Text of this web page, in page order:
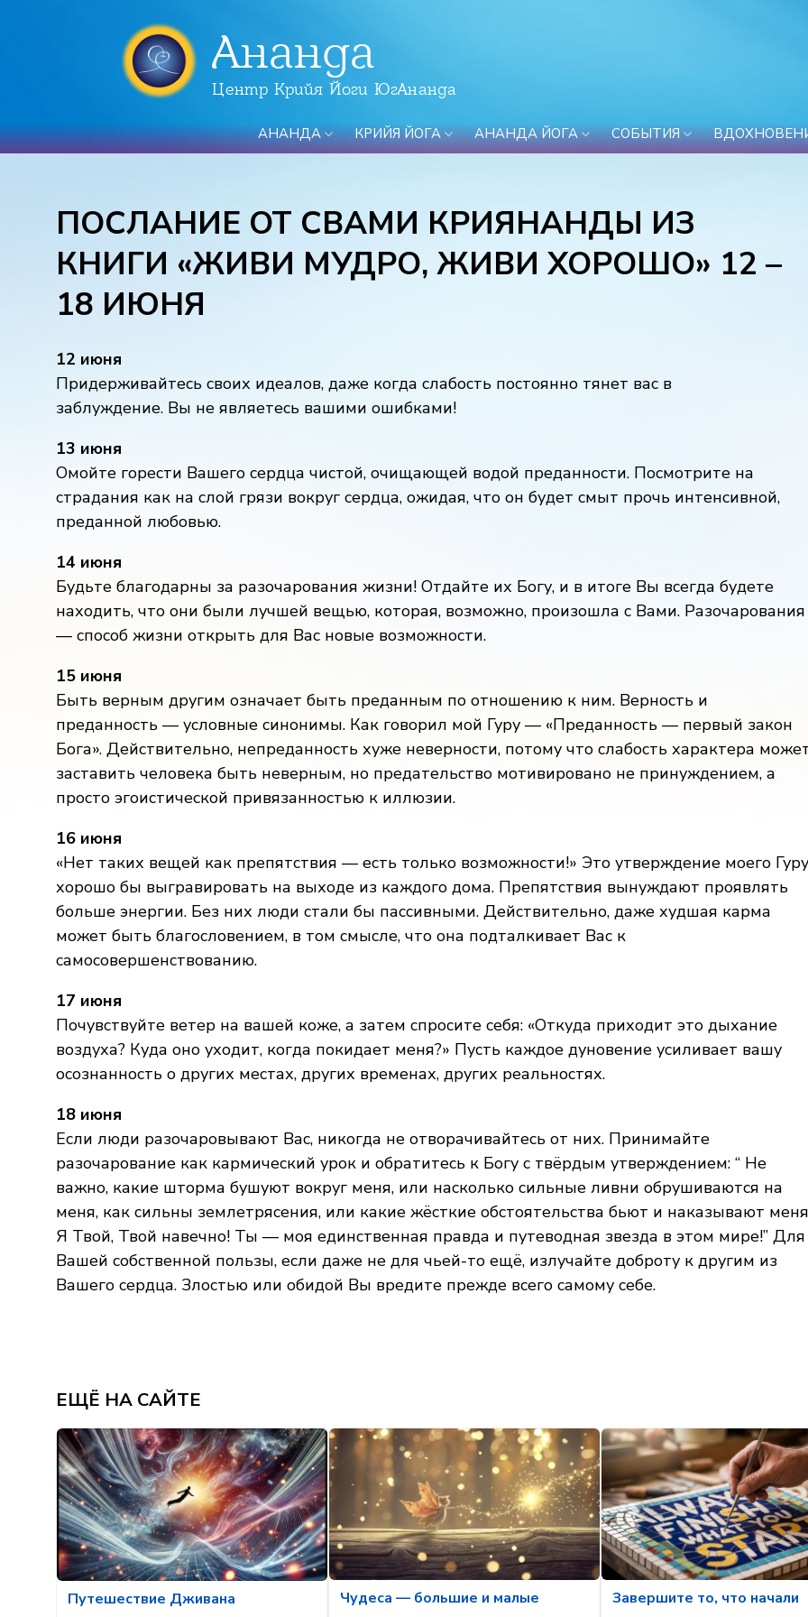
Ананда
Центр Крийя Йоги ЮгАнанда
АНАНДА КРИЙЯ ЙОГА АНАНДА ЙОГА СОБЫТИЯ
ПОСЛАНИЕ ОТ СВАМИ КРИЯНАНДЫ ИЗ
КНИГИ «ЖИВИ МУДРО, ЖИВИ ХОРОШО» 12 –
18 ИЮНЯ
12 июня
Придерживайтесь своих идеалов, даже когда слабость постоянно тянет вас в
заблуждение. Вы не являетесь вашими ошибками!
13 июня
Омойте горести Вашего сердца чистой, очищающей водой преданности. Посмотрите на
страдания как на слой грязи вокруг сердца, ожидая, что он будет смыт прочь интенсивной,
преданной любовью.
14 июня
Будьте благодарны за разочарования жизни! Отдайте их Богу, и в итоге Вы всегда будете
находить, что они были лучшей вещью, которая, возможно, произошла с Вами. Разочарования
— способ жизни открыть для Вас новые возможности.
15 июня
Быть верным другим означает быть преданным по отношению к ним. Верность и
преданность — условные синонимы. Как говорил мой Гуру — «Преданность — первый закон
Бога». Действительно, непреданность хуже неверности, потому что слабость характера
заставить человека быть неверным, но предательство мотивировано не принуждением, а
просто эгоистической привязанностью к иллюзии.
16 июня
«Нет таких вещей как препятствия — есть только возможности!» Это утверждение моего Гуру
хорошо бы выгравировать на выходе из каждого дома. Препятствия вынуждают проявлять
больше энергии. Без них люди стали бы пассивными. Действительно, даже худшая карма
может быть благословением, в том смысле, что она подталкивает Вас к
самосовершенствованию.
17 июня
Почувствуйте ветер на вашей коже, а затем спросите себя: «Откуда приходит это дыхание
воздуха? Куда оно уходит, когда покидает меня?» Пусть каждое дуновение усиливает вашу
осознанность о других местах, других временах, других реальностях.
18 июня
Если люди разочаровывают Вас, никогда не отворачивайтесь от них. Принимайте
разочарование как кармический урок и обратитесь к Богу с твёрдым утверждением: “ Не
важно, какие шторма бушуют вокруг меня, или насколько сильные ливни обрушиваются на
меня, как сильны землетрясения, или какие жёсткие обстоятельства бьют и наказывают
Я Твой, Твой навечно! Ты — моя единственная правда и путеводная звезда в этом мире!” Для
Вашей собственной пользы, если даже не для чьей-то ещё, излучайте доброту к другим из
Вашего сердца. Злостью или обидой Вы вредите прежде всего самому себе.
ЕЩЁ НА САЙТЕ
Путешествие Дживана Чудеса — большие и малые Завершите то, что начали